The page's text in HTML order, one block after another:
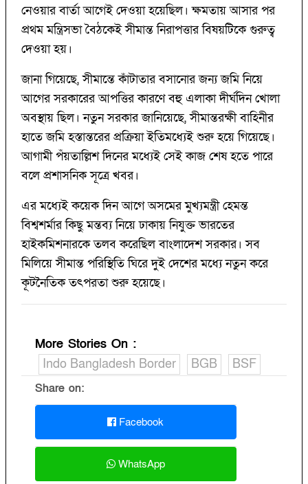
নেওয়ার বার্তা আগেই দেওয়া হয়েছিল। ক্ষমতায় আসার পর
প্রথম মন্ত্রিসভা বৈঠকেই সীমান্ত নিরাপত্তার বিষয়টিকে গুরুত্ব
দেওয়া হয়।
জানা গিয়েছে, সীমান্তে কাঁটাতার বসানোর জন্য জমি নিয়ে
আগের সরকারের আপত্তির কারণে বহু এলাকা দীর্ঘদিন খোলা
অবস্থায় ছিল। নতুন সরকার জানিয়েছে, সীমান্তরক্ষী বাহিনীর
হাতে জমি হস্তান্তরের প্রক্রিয়া ইতিমধ্যেই শুরু হয়ে গিয়েছে।
আগামী পঁয়তাল্লিশ দিনের মধ্যেই সেই কাজ শেষ হতে পারে
বলে প্রশাসনিক সূত্রে খবর।
এর মধ্যেই কয়েক দিন আগে অসমের মুখ্যমন্ত্রী হেমন্ত
বিশ্বশর্মার কিছু মন্তব্য নিয়ে ঢাকায় নিযুক্ত ভারতের
হাইকমিশনারকে তলব করেছিল বাংলাদেশ সরকার। সব
মিলিয়ে সীমান্ত পরিস্থিতি ঘিরে দুই দেশের মধ্যে নতুন করে
কূটনৈতিক তৎপরতা শুরু হয়েছে।
More Stories On :
Indo Bangladesh Border
BGB BSF
Share on:
Facebook
WhatsApp